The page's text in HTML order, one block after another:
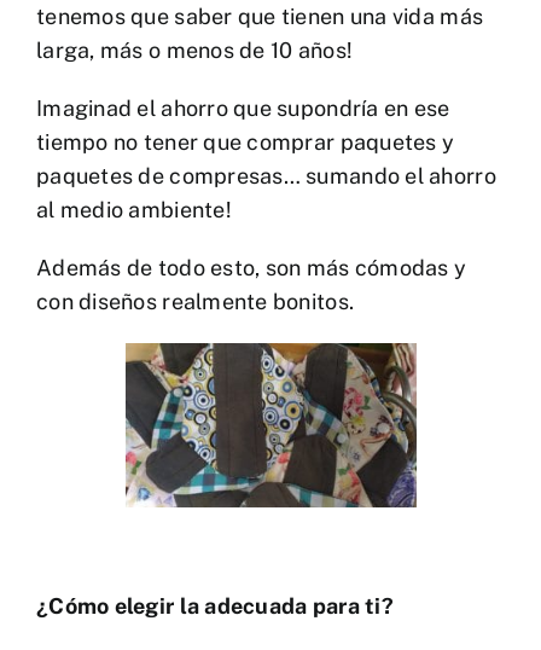
tenemos que saber que tienen una vida más
larga, más o menos de 10 años!
Imaginad el ahorro que supondría en ese
tiempo no tener que comprar paquetes y
paquetes de compresas… sumando el ahorro
al medio ambiente!
Además de todo esto, son más cómodas y
con diseños realmente bonitos.
¿Cómo elegir la adecuada para ti?